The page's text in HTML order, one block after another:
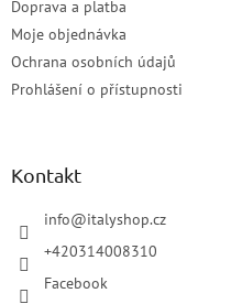
Doprava a platba
Moje objednávka
Ochrana osobních údajů
Prohlášení o přístupnosti
Kontakt
info@italyshop.cz
+420314008310
Facebook